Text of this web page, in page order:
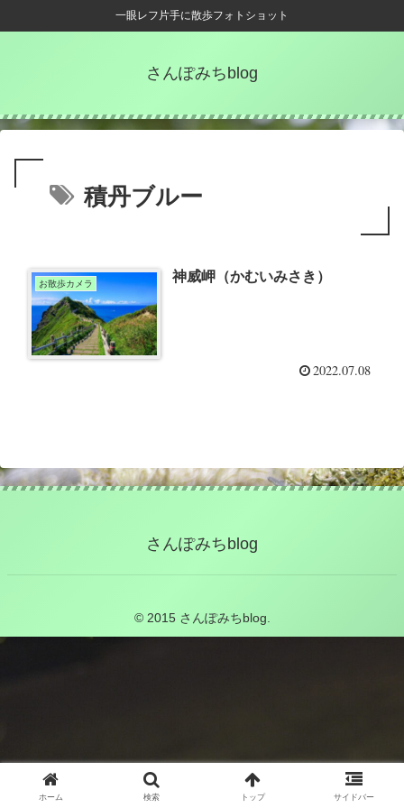
一眼レフ片手に散歩フォトショット
さんぽみちblog
積丹ブルー
お散歩カメラ 神威岬（かむいみさき）
2022.07.08
さんぽみちblog
© 2015 さんぽみちblog.
ホーム 検索 トップ サイドバー